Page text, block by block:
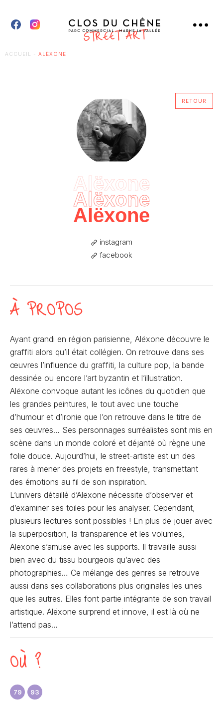
ACCUEIL - ALËXONE
RETOUR
Alëxone
Alëxone
Alëxone
instagram
facebook
À PROPOS
Ayant grandi en région parisienne, Alëxone découvre le
graffiti alors qu’il était collégien. On retrouve dans ses
œuvres l’influence du graffiti, la culture pop, la bande
dessinée ou encore l’art byzantin et l’illustration.
Alëxone convoque autant les icônes du quotidien que
les grandes peintures, le tout avec une touche
d’humour et d’ironie que l’on retrouve dans le titre de
ses œuvres… Ses personnages surréalistes sont mis en
scène dans un monde coloré et déjanté où règne une
folie douce. Aujourd’hui, le street-artiste est un des
rares à mener des projets en freestyle, transmettant
des émotions au fil de son inspiration.
L’univers détaillé d’Alëxone nécessite d’observer et
d’examiner ses toiles pour les analyser. Cependant,
plusieurs lectures sont possibles ! En plus de jouer avec
la superposition, la transparence et les volumes,
Alëxone s’amuse avec les supports. Il travaille aussi
bien avec du tissu bourgeois qu’avec des
photographies… Ce mélange des genres se retrouve
aussi dans ses collaborations plus originales les unes
que les autres. Elles font partie intégrante de son travail
artistique. Alëxone surprend et innove, il est là où ne
l’attend pas…
OÙ ?
79 93